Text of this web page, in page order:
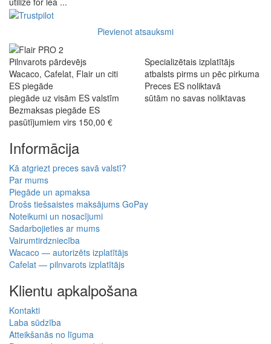
Andreas
Very good experience shopping at 4Barista. I bought a ZP6
Special, and the order was well packaged, which eliminated any
worries about potential damag ...
Victor M.
Very professional, fast shipping, will buy again
Ihor Zlobin
Fantastisk upplevelse från början till slut. Snabb leverans, mycket
bra kommunikation och produkter av hög kvalitet. Allt kom
välpackat och i perf ...
George Staf
Fast delivery. Good communication and feedback throughout the
order procedure and delivery.
Martynas Sagaitis
Great product. Game changer.
Will
I absolutely love 4barista. I love the message they wrote on the
utilize for lea ...